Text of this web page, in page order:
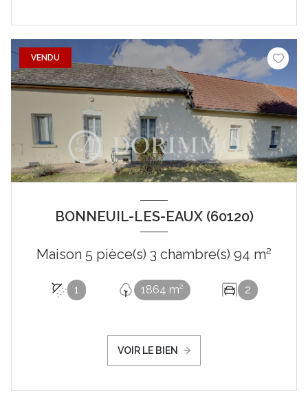
VENDU
BONNEUIL-LES-EAUX (60120)
Maison 5 pièce(s) 3 chambre(s) 94 m²
1 1864 m² 2
VOIR LE BIEN